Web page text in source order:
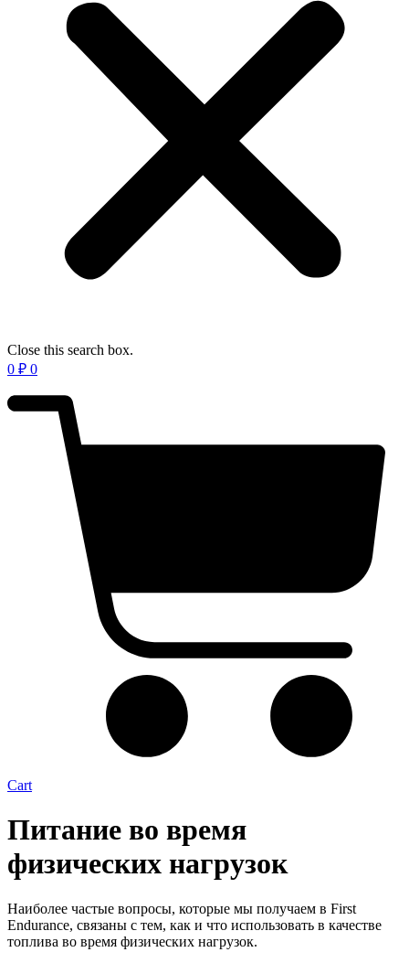
Close this search box.
0 ₽ 0
Cart
Питание во время
физических нагрузок
Наиболее частые вопросы, которые мы получаем в First
Endurance, связаны с тем, как и что использовать в качестве
топлива во время физических нагрузок.